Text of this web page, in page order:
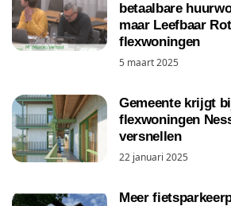
betaalbare
maar Leefbaar
flexwoningen
5 maart 2025
Gemeente krijgt
flexwoningen
versnellen
22 januari 2025
Meer